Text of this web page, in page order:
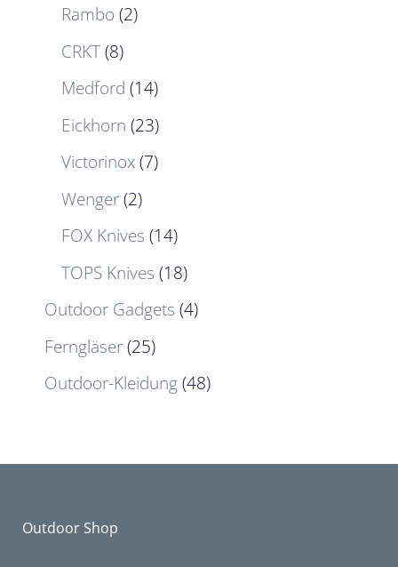
Rambo (2)
CRKT(8)
Medford (14)
Eickhorn (23)
Victorinox(7)
Wenger(2)
FOX Knives (14)
TOPS Knives (18)
Outdoor Gadgets (4)
Ferngläser(25)
Outdoor-Kleidung(48)
Outdoor Shop